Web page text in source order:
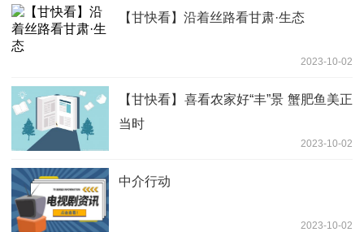
【甘快看】沿着丝路看甘肃·生态
2023-10-02
【甘快看】喜看农家好“丰”景 蟹肥鱼美正
当时
2023-10-02
中介行动
2023-10-02